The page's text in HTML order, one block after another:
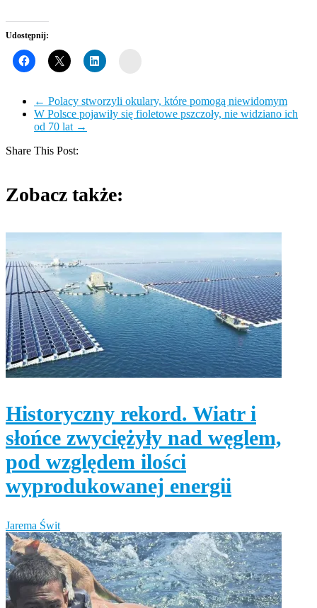
Udostępnij:
← Polacy stworzyli okulary, które pomogą niewidomym
W Polsce pojawiły się fioletowe pszczoły, nie widziano ich
od 70 lat →
Share This Post:
Zobacz także:
Historyczny rekord. Wiatr i
słońce zwyciężyły nad węglem,
pod względem ilości
wyprodukowanej energii
Jarema Świt